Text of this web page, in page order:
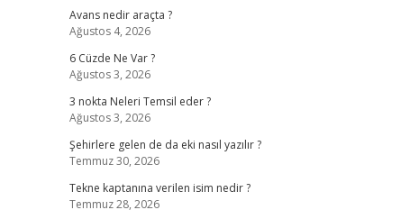
Avans nedir araçta ?
Ağustos 4, 2026
6 Cüzde Ne Var ?
Ağustos 3, 2026
3 nokta Neleri Temsil eder ?
Ağustos 3, 2026
Şehirlere gelen de da eki nasıl yazılır ?
Temmuz 30, 2026
Tekne kaptanına verilen isim nedir ?
Temmuz 28, 2026